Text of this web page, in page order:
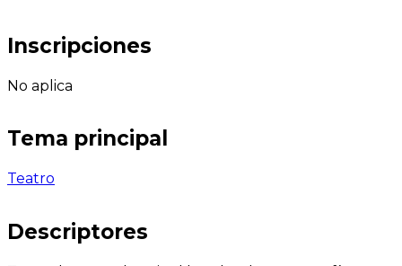
Inscripciones
No aplica
Tema principal
Teatro
Descriptores